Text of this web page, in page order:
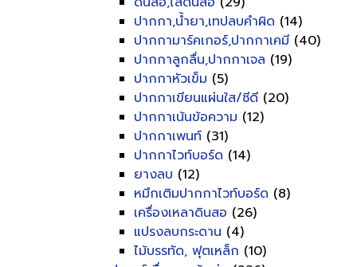
ปากกา,น้ำยา,เทปลบคำผิด (14)
ปากกามาร์คเกอร์,ปากกาเคมี (40)
ปากกาลูกลื่น,ปากกาเจล (19)
ปากกาหัวเข็ม (5)
ปากกาเขียนแผ่นใส/ซีดี (20)
ปากกาเน้นข้อความ (12)
ปากกาเพนท์ (31)
ปากกาไวท์บอร์ด (14)
ยางลบ (12)
หมึกเติมปากกาไวท์บอร์ด (8)
เครื่องเหลาดินสอ (26)
แปรงลบกระดาน (4)
ไม้บรรทัด, ฟุตเหล็ก (10)